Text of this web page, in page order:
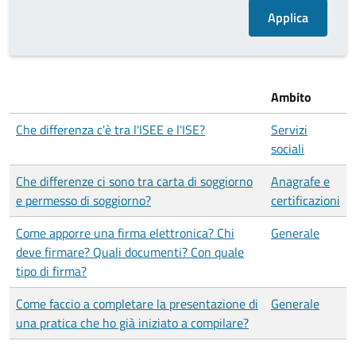
Ambito
Che differenza c'è tra l'ISEE e l'ISE?
Servizi
sociali
Che differenze ci sono tra carta di soggiorno
e permesso di soggiorno?
Anagrafe e
certificazioni
Come apporre una firma elettronica? Chi
deve firmare? Quali documenti? Con quale
tipo di firma?
Generale
Come faccio a completare la presentazione di
una pratica che ho già iniziato a compilare?
Generale